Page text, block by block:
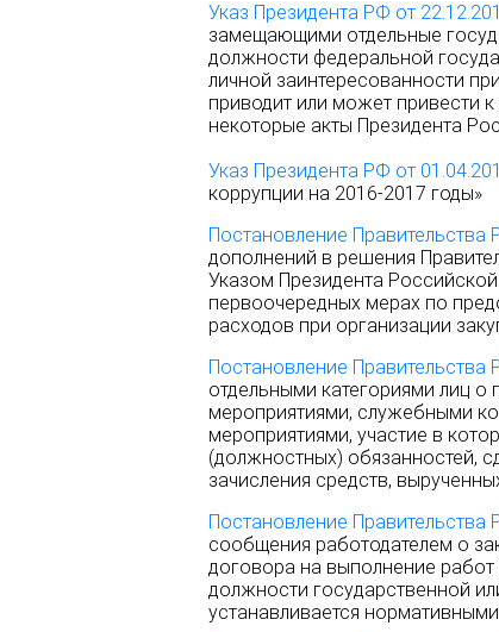
Указ Президента РФ от
замещающими отдельные
должности федеральной
личной заинтересованности
приводит или может привести
некоторые акты Президента
Указ Президента РФ от
коррупции на 2016-2017 годы»
Постановление
дополнений в решения
Указом Президента
первоочередных мерах по
расходов при организации
Постановление
отдельными категориями лиц о
мероприятиями, служебными
мероприятиями, участие в
(должностных) обязанностей,
зачисления средств,
Постановление
сообщения работодателем о
договора на выполнение
должности государственной
устанавливается